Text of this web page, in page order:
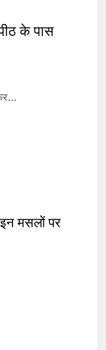
के पास
मसलों पर